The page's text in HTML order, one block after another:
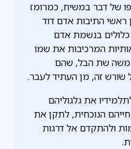
של דבר במשיח, כמרומז
התיבות אדם דוד
בנשמת אדם
המרכיבות את שמו
משה שת הבל, שהם
שורש זה, מן העתיד לעבר.
את גלגוליהם
הנוכחית, לתקן את
ולהתקדם אל דרגות